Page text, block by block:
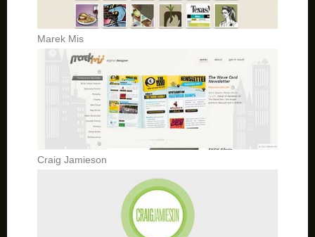
Marek Mis
Craig Jamieson